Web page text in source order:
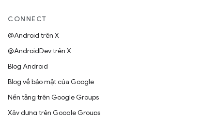
CONNECT
@Android trên X
@AndroidDev trên X
Blog Android
Blog về bảo mật của Google
Nền tảng trên Google Groups
Xây dựng trên Google Groups